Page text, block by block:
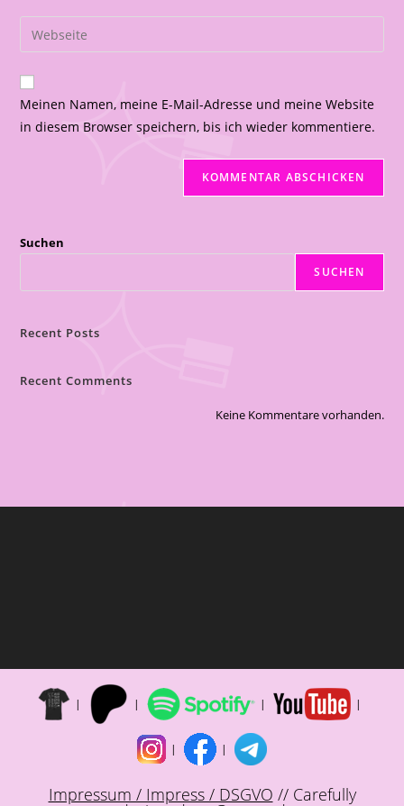
Meinen Namen, meine E-Mail-Adresse und meine Website
in diesem Browser speichern, bis ich wieder kommentiere.
Suchen
SUCHEN
Recent Posts
Recent Comments
Keine Kommentare vorhanden.
Impressum / Impress / DSGVO // Carefully